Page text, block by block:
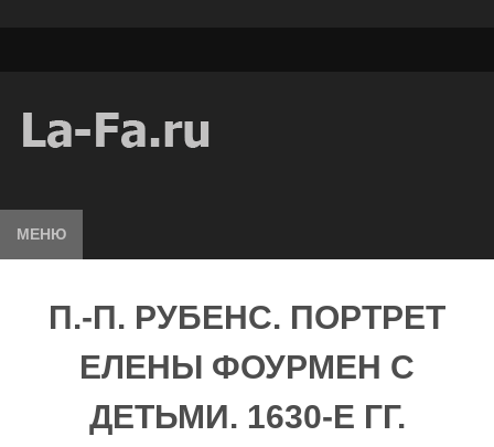
МЕНЮ
П.-П. РУБЕНС. ПОРТРЕТ
ЕЛЕНЫ ФОУРМЕН С
ДЕТЬМИ. 1630-Е ГГ.